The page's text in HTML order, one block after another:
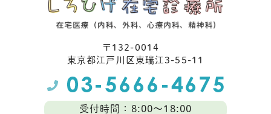
〒132-0014
東京都江⼾川区東瑞江3-55-11
受付時間：8:00～18:00